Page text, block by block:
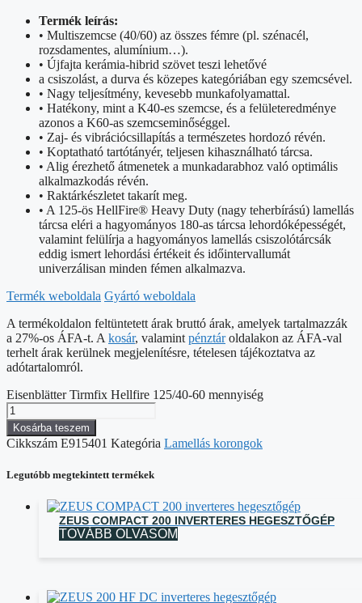
Termék leírás:
• Multiszemcse (40/60) az összes fémre (pl. szénacél,
rozsdamentes, alumínium…).
• Újfajta kerámia-hibrid szövet teszi lehetővé
a csiszolást, a durva és közepes kategóriában egy szemcsével.
• Nagy teljesítmény, kevesebb munkafolyamattal.
• Hatékony, mint a K40-es szemcse, és a felületeredménye
azonos a K60-as szemcseminőséggel.
• Zaj- és vibrációcsillapítás a természetes hordozó révén.
• Koptatható tartótányér, teljesen kihasználható tárcsa.
• Alig érezhető átmenetek a munkadarabhoz való optimális
alkalmazkodás révén.
• Raktárkészletet takarít meg.
• A 125-ös HellFire® Heavy Duty (nagy teherbírású) lamellás
tárcsa eléri a hagyományos 180-as tárcsa lehordóképességét,
valamint felülírja a hagyományos lamellás csiszolótárcsák
eddig ismert lehordási értékeit és időintervallumát
univerzálisan minden fémen alkalmazva.
Termék weboldala Gyártó weboldala
A termékoldalon feltüntetett árak bruttó árak, amelyek tartalmazzák
a 27%-os ÁFA-t. A kosár, valamint pénztároldalakon az ÁFA-val
terhelt árak kerülnek megjelenítésre, tételesen tájékoztatva az
adótartalomról.
Eisenblätter Tirmfix Hellfire 125/40-60 mennyiség
Kosárba teszem
Cikkszám E915401 Kategória Lamellás korongok
Legutóbb megtekintett termékek
ZEUS COMPACT 200 INVERTERES HEGESZTŐGÉP
TOVÁBB OLVASOM